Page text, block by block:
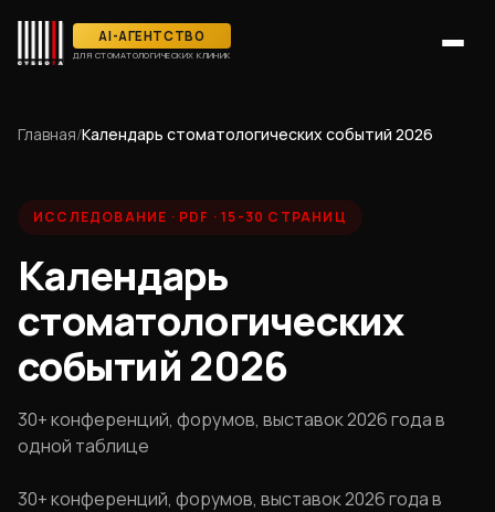
AI-АГЕНТСТВО
ДЛЯ СТОМАТОЛОГИЧЕСКИХ КЛИНИК
Главная/Календарь стоматологических событий 2026
ИССЛЕДОВАНИЕ · PDF · 15-30 СТРАНИЦ
Календарь
стоматологических
событий 2026
30+ конференций, форумов, выставок 2026 года в
одной таблице
30+ конференций, форумов, выставок 2026 года в